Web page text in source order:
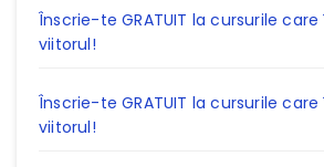
Înscrie-te GRATUIT la cursurile
viitorul!
Înscrie-te GRATUIT la cursurile
viitorul!